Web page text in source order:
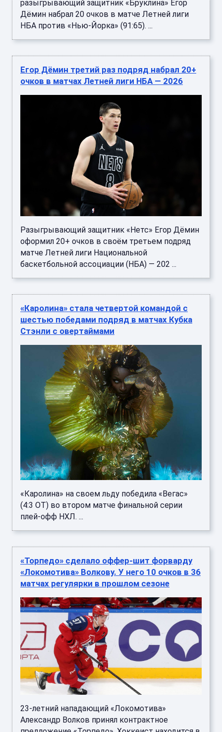
разыгрывающий защитник «Бруклина» Егор
Дёмин набрал 20 очков в матче Летней лиги
НБА против «Нью-Йорка» (91:65). ...
Егор Дёмин третий раз подряд набрал 20+
очков в матчах Летней лиги НБА — 2026
Разыгрывающий защитник «Нетс» Егор Дёмин
оформил 20+ очков в своём третьем подряд
матче Летней лиги Национальной
баскетбольной ассоциации (НБА) — 202 ...
«Каролина» стала четвертой командой с
шестью победами подряд в матчах Кубка
Стэнли с овертаймами
«Каролина» на своем льду победила «Вегас»
(4:3 ОТ) во втором матче финальной серии
плей-офф НХЛ. ...
«Торпедо» сделало оффер-шит форварду
«Локомотива» Волкову. У него 10 очков в 36
матчах регулярки в прошлом сезоне
23-летний нападающий «Локомотива»
Александр Волков принял контрактное